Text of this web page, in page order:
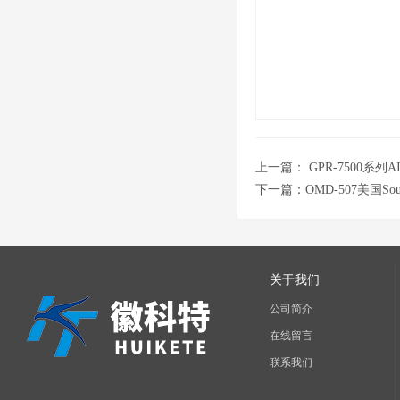
上一篇： GPR-7500系列
下一篇： OMD-507美国
关于我们
公司简介
在线留言
联系我们